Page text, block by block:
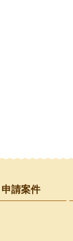
申請案件